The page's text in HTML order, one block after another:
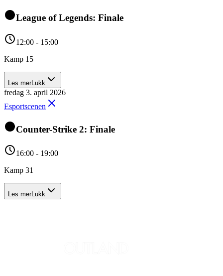
League of Legends: Finale
12:00 - 15:00
Kamp 15
Les merLukk
fredag 3. april 2026
Esportscenen
Counter-Strike 2: Finale
16:00 - 19:00
Kamp 31
Les merLukk